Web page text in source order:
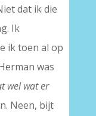
dat ik die
Ik
ik toen al op
was
wel wat er
Neen, bijt